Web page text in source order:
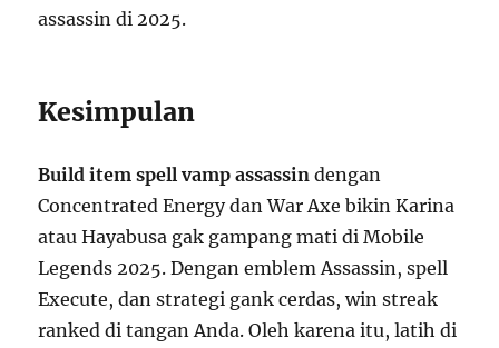
assassin di 2025.
Kesimpulan
Build item spell vamp assassin dengan
Concentrated Energy dan War Axe bikin Karina
atau Hayabusa gak gampang mati di Mobile
Legends 2025. Dengan emblem Assassin, spell
Execute, dan strategi gank cerdas, win streak
ranked di tangan Anda. Oleh karena itu, latih di